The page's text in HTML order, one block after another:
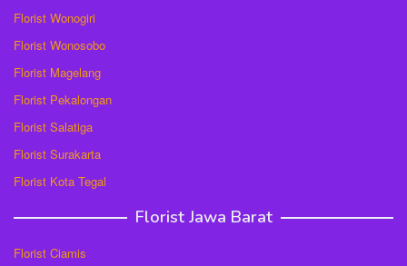
Florist Wonogiri
Florist Wonosobo
Florist Magelang
Florist Pekalongan
Florist Salatiga
Florist Surakarta
Florist Kota Tegal
Florist Jawa Barat
Florist Ciamis